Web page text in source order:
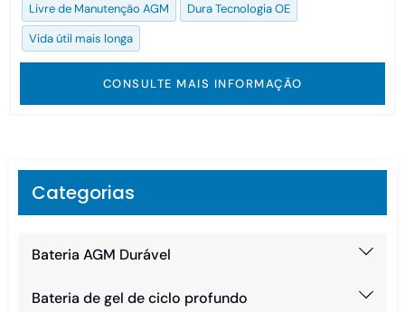
Categorias
Bateria AGM Durável
Bateria de gel de ciclo profundo
Livre de Manutenção AGM
Dura Tecnologia OE
Vida útil mais longa
CONSULTE MAIS INFORMAÇÃO